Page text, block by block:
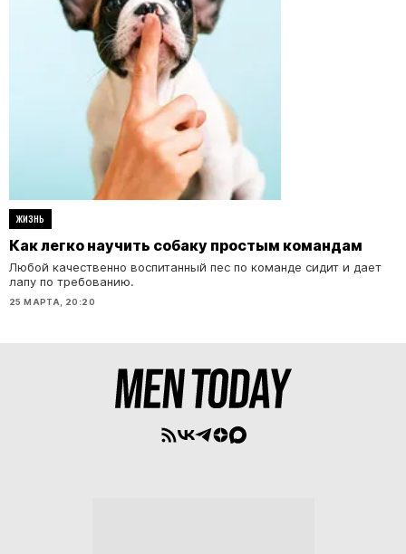
ЖИЗНЬ
Как легко научить собаку простым командам
Любой качественно воспитанный пес по команде сидит и дает
лапу по требованию.
25 МАРТА, 20:20